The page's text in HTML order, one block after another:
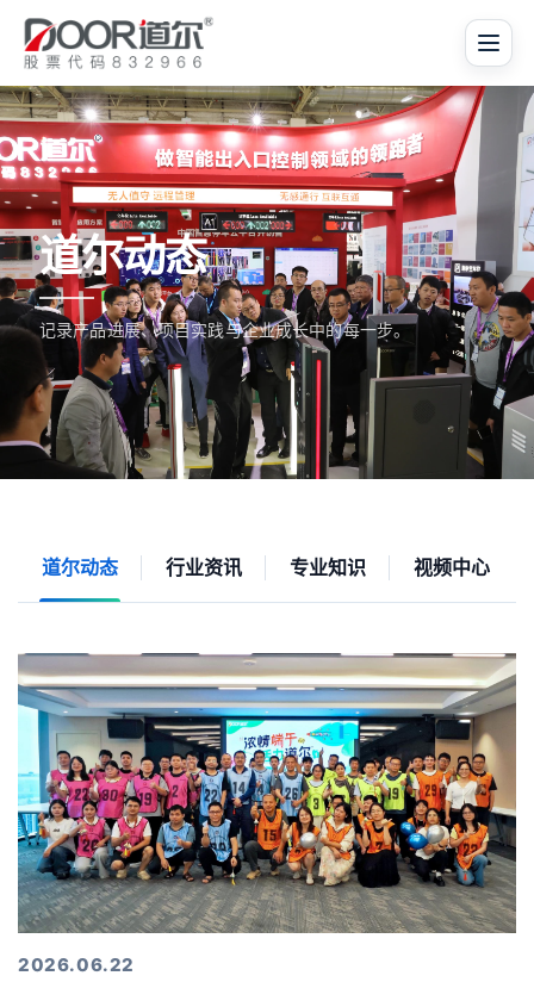
道尔动态
记录产品进展、项目实践与企业成长中的每一步。
道尔动态 行业资讯 专业知识 视频中心
2026.06.22